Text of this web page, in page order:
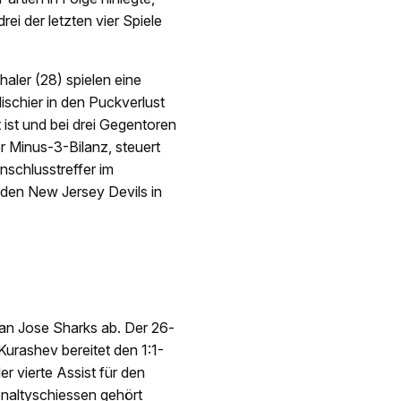
der letzten vier Spiele
(28) spielen eine
in den Puckverlust
und bei drei Gegentoren
Minus-3-Bilanz, steuert
im
New Jersey Devils in
Jose Sharks ab. Der 26-
bereitet den 1:1-
vierte Assist für den
gehört